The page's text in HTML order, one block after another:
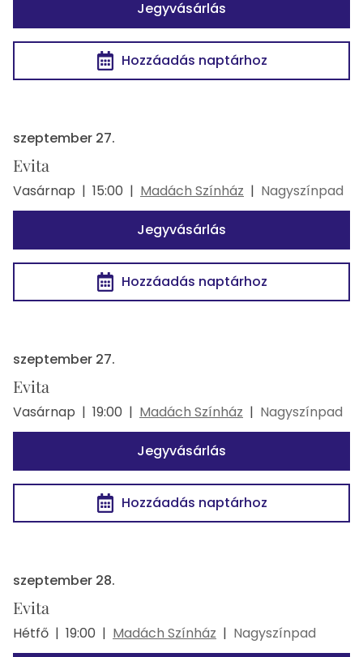
Jegyvásárlás
Hozzáadás naptárhoz
szeptember 27.
Evita
Vasárnap | 15:00 | Madách Színház | Nagyszínpad
Jegyvásárlás
Hozzáadás naptárhoz
szeptember 27.
Evita
Vasárnap | 19:00 | Madách Színház | Nagyszínpad
Jegyvásárlás
Hozzáadás naptárhoz
szeptember 28.
Evita
Hétfő | 19:00 | Madách Színház | Nagyszínpad